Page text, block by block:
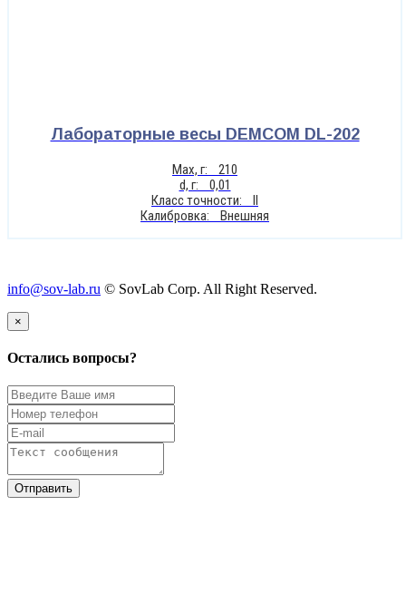
Лабораторные весы DEMCOM DL-202
Max, г: 210
d, г: 0,01
Класс точности: II
Калибровка: Внешняя
info@sov-lab.ru © SovLab Corp. All Right Reserved.
×
Остались вопросы?